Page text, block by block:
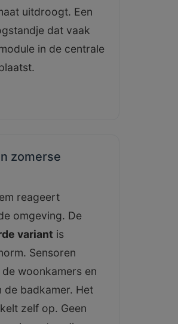
uitdroogt. Een
dat vaak
in de centrale
zomerse
reageert
omgeving. De
variant is
Sensoren
de woonkamers en
de badkamer. Het
zelf op. Geen